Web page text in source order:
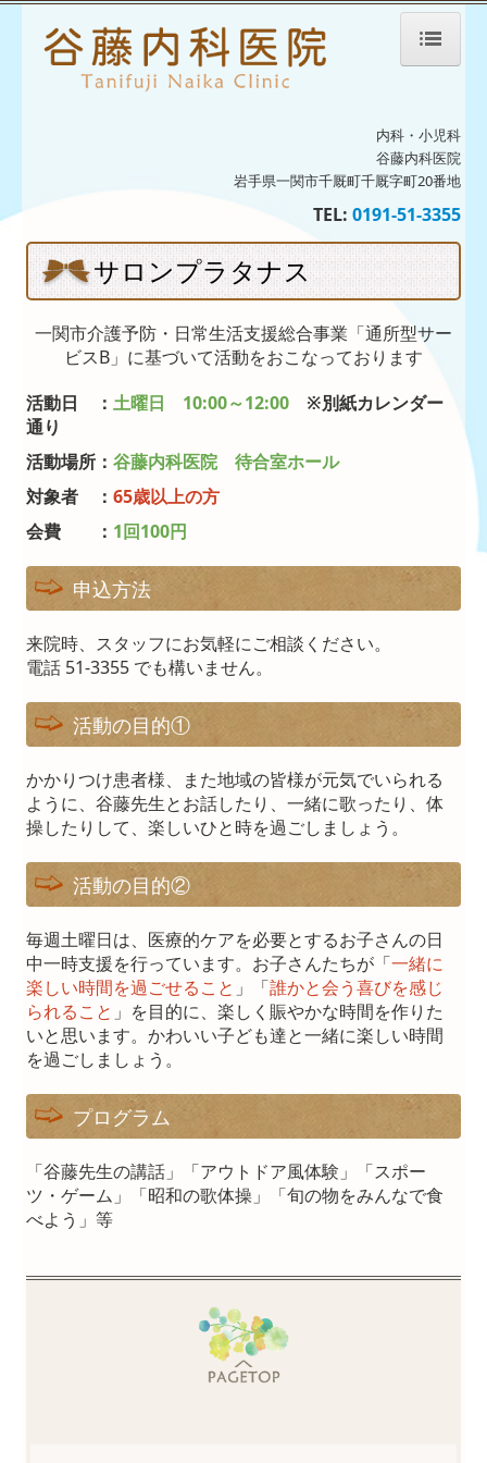
ホーム
生活習慣病
予防接種・ワクチン
発熱外来のご案内
日中一時支援プラタナス
サロンプラタナス
交通案内
保健医療機関における掲示事項
内科・小児科
谷藤内科医院
岩手県一関市千厩町千厩字町20番地
TEL: 0191-51-3355
サロンプラタナス
一関市介護予防・日常生活支援総合事業「通所型サー
ビスB」に基づいて活動をおこなっております
活動日 ：土曜日 10:00～12:00 ※別紙カレンダー
通り
活動場所：谷藤内科医院 待合室ホール
対象者 ：65歳以上の方
会費 ： 1回100円
申込方法
来院時、スタッフにお気軽にご相談ください。
電話 51-3355 でも構いません。
活動の目的①
かかりつけ患者様、また地域の皆様が元気でいられる
ように、谷藤先生とお話したり、一緒に歌ったり、体
操したりして、楽しいひと時を過ごしましょう。
活動の目的②
毎週土曜日は、医療的ケアを必要とするお子さんの日
中一時支援を行っています。お子さんたちが「一緒に
楽しい時間を過ごせること 」「誰かと会う喜びを感じ
られること 」を目的に、楽しく賑やかな時間を作りた
いと思います。かわいい子ども達と一緒に楽しい時間
を過ごしましょう。
プログラム
「谷藤先生の講話」「アウトドア風体験」「スポー
ツ・ゲーム」「昭和の歌体操」「旬の物をみんなで食
べよう」等